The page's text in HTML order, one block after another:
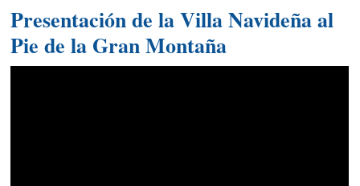
Presentación de la Villa Navideña al
Pie de la Gran Montaña